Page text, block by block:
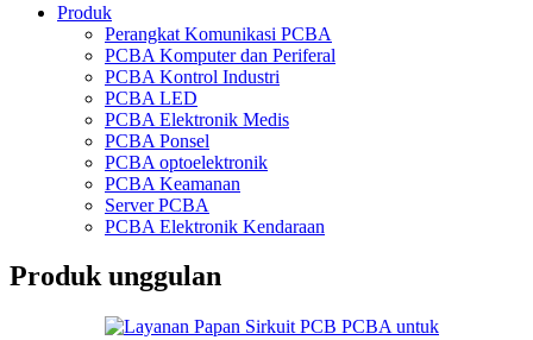
Produk
Perangkat Komunikasi PCBA
PCBA Komputer dan Periferal
PCBA Kontrol Industri
PCBA LED
PCBA Elektronik Medis
PCBA Ponsel
PCBA optoelektronik
PCBA Keamanan
Server PCBA
PCBA Elektronik Kendaraan
Produk unggulan